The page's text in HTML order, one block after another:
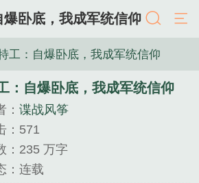
爆卧底，我成军统信仰
工：自爆卧底，我成军统信仰
：自爆卧底，我成军统信仰
： 谍战风筝
：571
：235 万字
：连载